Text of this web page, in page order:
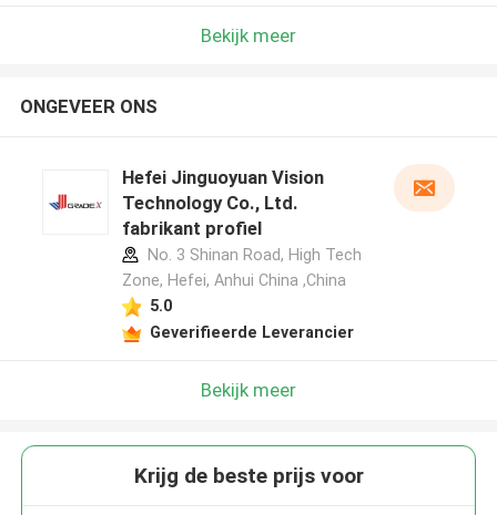
Bekijk meer
ONGEVEER ONS
Hefei Jinguoyuan Vision
Technology Co., Ltd.
fabrikant profiel
No. 3 Shinan Road, High Tech
Zone, Hefei, Anhui China ,China
5.0
Geverifieerde Leverancier
Bekijk meer
Krijg de beste prijs voor